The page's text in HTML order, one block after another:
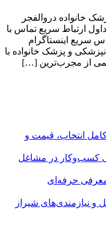
خانواده دروالفجر
ارتباط سریع تماس با
سریع اینستاگرام
و پزشک خانواده با
از مجرب‌ترین […]
انتخاب، قیمت و
کسب‌وکار در مشاغل
حرفه‌ای
نیازمندی‌های شیراز